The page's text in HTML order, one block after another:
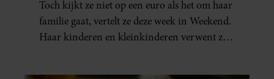
Toch kijkt ze niet op een euro als het om haar
familie gaat, vertelt ze deze week in Weekend.
Haar kinderen en kleinkinderen verwent ze